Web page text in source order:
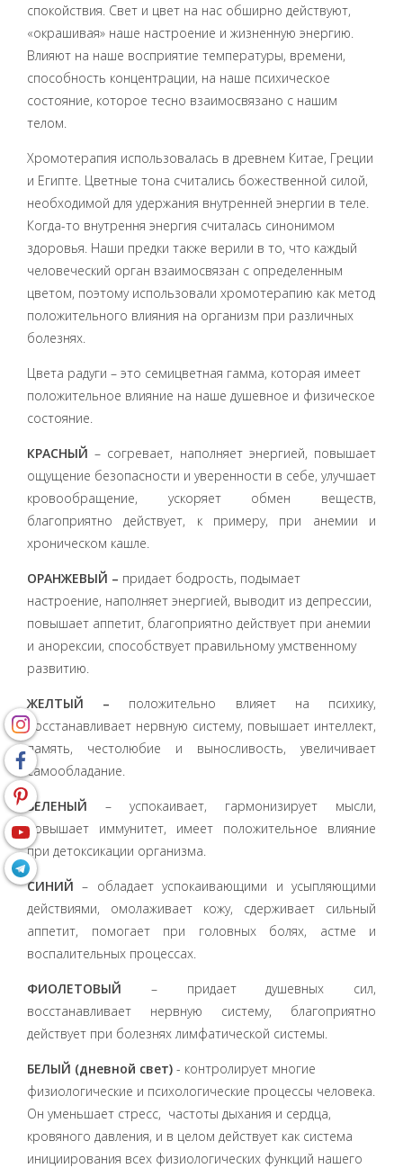
спокойствия. Свет и цвет на нас обширно действуют,
«окрашивая» наше настроение и жизненную энергию.
Влияют на наше восприятие температуры, времени,
способность концентрации, на наше психическое
состояние, которое тесно взаимосвязано с нашим
телом.
Хромотерапия использовалась в древнем Китае, Греции
и Египте. Цветные тона считались божественной силой,
необходимой для удержания внутренней энергии в теле.
Когда-то внутрення энергия считалась синонимом
здоровья. Наши предки также верили в то, что каждый
человеческий орган взаимосвязан с определенным
цветом, поэтому использовали хромотерапию как метод
положительного влияния на организм при различных
болезнях.
Цвета радуги – это семицветная гамма, которая имеет
положительное влияние на наше душевное и физическое
состояние.
КРАСНЫЙ– согревает, наполняет энергией, повышает
ощущение безопасности и уверенности в себе, улучшает
кровообращение, ускоряет обмен веществ,
благоприятно действует, к примеру, при анемии и
хроническом кашле.
ОРАНЖЕВЫЙ – придает бодрость, подымает
настроение, наполняет энергией, выводит из депрессии,
повышает аппетит, благоприятно действует при анемии
и анорексии, способствует правильному умственному
развитию.
ЖЕЛТЫЙ – положительно влияет на психику,
восстанавливает нервную систему, повышает интеллект,
память, честолюбие и выносливость, увеличивает
самообладание.
ЗЕЛЕНЫЙ – успокаивает, гармонизирует мысли,
повышает иммунитет, имеет положительное влияние
при детоксикации организма.
СИНИЙ – обладает успокаивающими и усыпляющими
действиями, омолаживает кожу, сдерживает сильный
аппетит, помогает при головных болях, астме и
воспалительных процессах.
ФИОЛЕТОВЫЙ – придает душевных сил,
восстанавливает нервную систему, благоприятно
действует при болезнях лимфатической системы.
БЕЛЫЙ (дневной свет) - контролирует многие
физиологические и психологические процессы человека.
Он уменьшает стресс, частоты дыхания и сердца,
кровяного давления, и в целом действует как система
инициирования всех физиологических функций нашего